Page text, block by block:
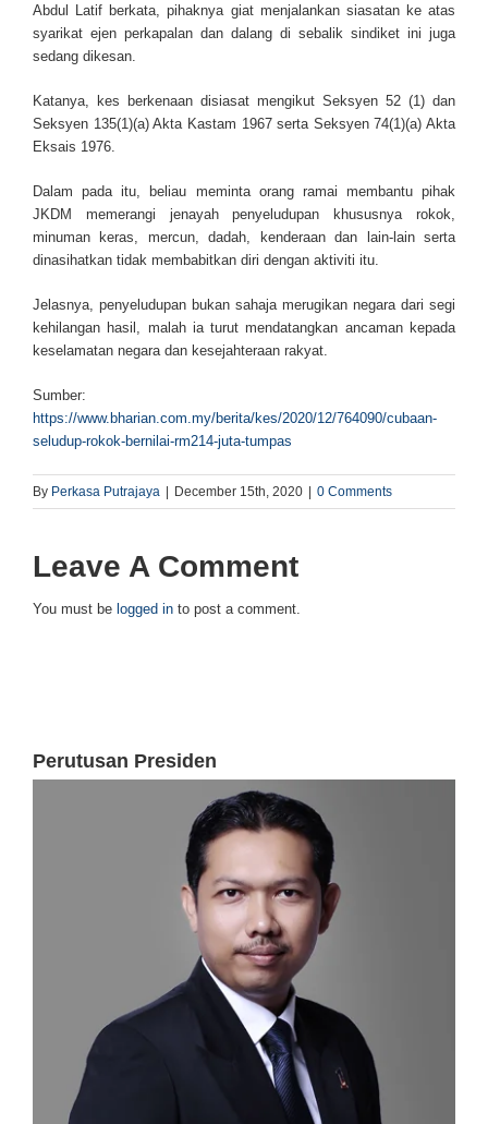
Abdul Latif berkata, pihaknya giat menjalankan siasatan ke atas
syarikat ejen perkapalan dan dalang di sebalik sindiket ini juga
sedang dikesan.
Katanya, kes berkenaan disiasat mengikut Seksyen 52 (1) dan
Seksyen 135(1)(a) Akta Kastam 1967 serta Seksyen 74(1)(a) Akta
Eksais 1976.
Dalam pada itu, beliau meminta orang ramai membantu pihak
JKDM memerangi jenayah penyeludupan khususnya rokok,
minuman keras, mercun, dadah, kenderaan dan lain-lain serta
dinasihatkan tidak membabitkan diri dengan aktiviti itu.
Jelasnya, penyeludupan bukan sahaja merugikan negara dari segi
kehilangan hasil, malah ia turut mendatangkan ancaman kepada
keselamatan negara dan kesejahteraan rakyat.
Sumber:
https://www.bharian.com.my/berita/kes/2020/12/764090/cubaan-
seludup-rokok-bernilai-rm214-juta-tumpas
By Perkasa Putrajaya December 15th, 2020 0 Comments
Leave A Comment
You must be logged in to post a comment.
Perutusan Presiden